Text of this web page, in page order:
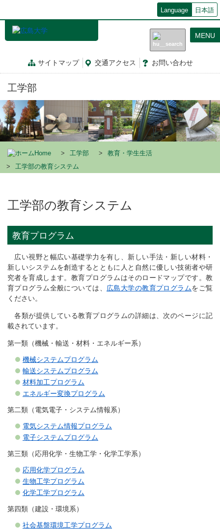
動
Language 日本語
サイトマップ 交通アクセス お問い合わせ
MENU
工学部
Home 工学部
教育・学生生活
工学部の教育システム
工学部の教育システム
教育プログラム
広い視野と幅広い基礎学力を有し、新しい手法・新しい材料・
新しいシステムを創造するとともに人と自然に優しい技術者や研
究者を育成します。教育プログラムはそのロードマップです。教
育プログラム全般については、 広島大学の教育プログラムをご覧
ください。
各類が提供している教育プログラムの詳細は、次のページに記
載されています。
第一類（機械・輸送・材料・エネルギー系）
機械システムプログラム
輸送システムプログラム
材料加工プログラム
エネルギー変換プログラム
第二類（電気電子・システム情報系）
電気システム情報プログラム
電子システムプログラム
第三類（応用化学・生物工学・化学工学系）
応用化学プログラム
生物工学プログラム
化学工学プログラム
第四類（建設・環境系）
社会基盤環境工学プログラム